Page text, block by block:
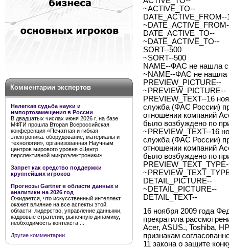
Комментарии экспертов
Нелегкая судьба науки и
импортозамещения в России
В двадцатых числах июня 2026 г. на базе
МФТИ прошла Вторая Всероссийская
конференция «Печатная и гибкая
электроника: оборудование, материалы и
технологии», организованная Научным
центров мирового уровня «Центр
перспективной микроэлектроники».
Запрет как средство поддержки
крупнейших игроков
Прогнозы Gartner в области данных и
аналитики на 2026 год
Ожидается, что искусственный интеллект
окажет влияние на все аспекты этой
области: лидерство, управление данными,
кадровые стратегии, рыночную динамику,
необходимость контекста ...
Другие комментарии
~ACTIVE_TO--
DATE_ACTIVE_FROM--
DATE_ACTIVE_TO--
~DATE_ACTIVE_TO--
SORT--500
~SORT--500
NAME--ФАС не нашла
~NAME--ФАС не нашла
PREVIEW_PICTURE--
~PREVIEW_PICTURE--
PREVIEW_TEXT--16
служба (ФАС России)
отношении компаний
было возбуждено по
~PREVIEW_TEXT--16
служба (ФАС России)
отношении компаний
было возбуждено по
DETAIL_PICTURE--
~DETAIL_PICTURE--
DETAIL_TEXT--
16 ноября 2009 года
прекратила
Асеr, ASUS., Toshiba,
признакам
11 закона о защите